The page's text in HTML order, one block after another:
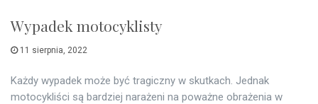
Wypadek motocyklisty
11 sierpnia, 2022
Każdy wypadek może być tragiczny w skutkach. Jednak
motocykliści są bardziej narażeni na poważne obrażenia w